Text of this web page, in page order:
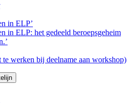
in ELP’
in ELP: het gedeeld beroepsgeheim
werken bij deelname aan workshop)